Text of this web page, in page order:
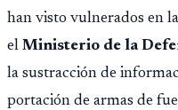
han visto vulnerados en
el Ministerio de la
la sustracción de
portación de armas de